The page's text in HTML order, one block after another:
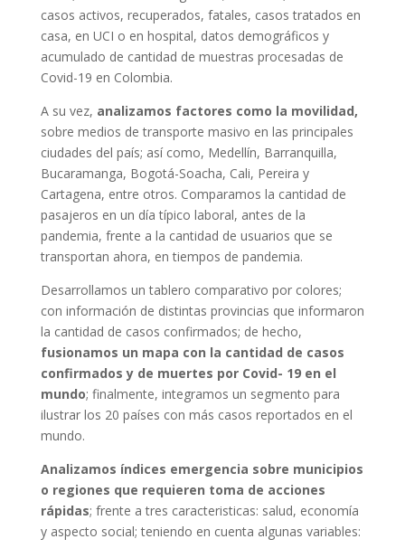
casos activos, recuperados, fatales, casos tratados en
casa, en UCI o en hospital, datos demográficos y
acumulado de cantidad de muestras procesadas de
Covid-19 en Colombia.
A su vez, analizamos factores como la movilidad,
sobre medios de transporte masivo en las principales
ciudades del país; así como, Medellín, Barranquilla,
Bucaramanga, Bogotá-Soacha, Cali, Pereira y
Cartagena, entre otros. Comparamos la cantidad de
pasajeros en un día típico laboral, antes de la
pandemia, frente a la cantidad de usuarios que se
transportan ahora, en tiempos de pandemia.
Desarrollamos un tablero comparativo por colores;
con información de distintas provincias que informaron
la cantidad de casos confirmados; de hecho,
fusionamos un mapa con la cantidad de casos
confirmados y de muertes por Covid- 19 en el
mundo; finalmente, integramos un segmento para
ilustrar los 20 países con más casos reportados en el
mundo.
Analizamos índices emergencia sobre municipios
o regiones que requieren toma de acciones
rápidas; frente a tres caracteristicas: salud, economía
y aspecto social; teniendo en cuenta algunas variables: